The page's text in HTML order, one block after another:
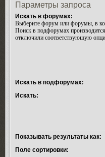
Параметры запроса
Искать в форумах:
Выберите форум или форумы, в
Поиск в подфорумах
отключили соответствующую
Искать в подфорумах:
Искать:
Показывать результаты как:
Поле сортировки: